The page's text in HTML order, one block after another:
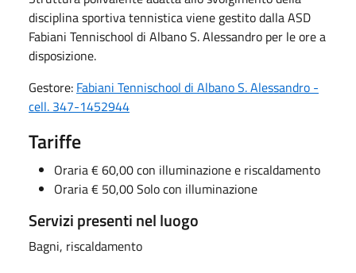
disciplina sportiva tennistica viene gestito dalla ASD
Fabiani Tennischool di Albano S. Alessandro per le ore a
disposizione.
Gestore: Fabiani Tennischool di Albano S. Alessandro -
cell. 347-1452944
Tariffe
Oraria € 60,00 con illuminazione e riscaldamento
Oraria € 50,00 Solo con illuminazione
Servizi presenti nel luogo
Bagni, riscaldamento